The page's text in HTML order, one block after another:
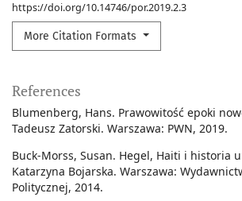
https://doi.org/10.14746/por.2019.2.3
More Citation Formats
References
Blumenberg, Hans. Prawowitość epoki
Tadeusz Zatorski. Warszawa: PWN, 2019.
Buck-Morss, Susan. Hegel, Haiti i historia
Katarzyna Bojarska. Warszawa:
Politycznej, 2014.